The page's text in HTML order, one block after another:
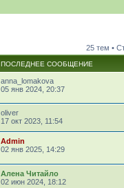
25 тем •
ПОСЛЕДНЕЕ СООБЩЕНИЕ
anna_lomakova
05 янв 2024, 20:37
oliver
17 окт 2023, 11:54
Admin
02 янв 2025, 14:29
Алена Читайло
02 июн 2024, 18:12